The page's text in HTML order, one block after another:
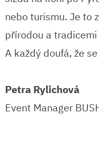
nebo turismu. Je to
přírodou a
A každý doufá, že
Petra Rylichová
Event Manager